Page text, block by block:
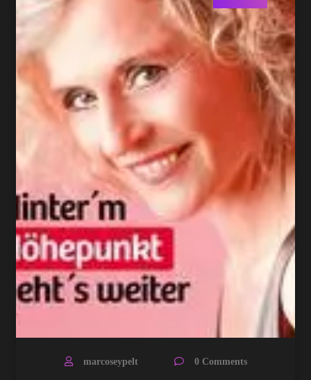
marcoseypelt 0 Comments